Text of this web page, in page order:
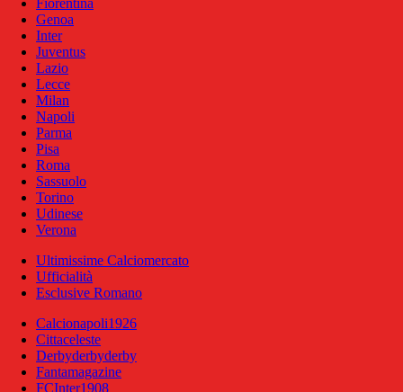
Fiorentina
Genoa
Inter
Juventus
Lazio
Lecce
Milan
Napoli
Parma
Pisa
Roma
Sassuolo
Torino
Udinese
Verona
Ultimissime Calciomercato
Ufficialità
Esclusive Romano
Calcionapoli1926
Cittaceleste
Derbyderbyderby
Fantamagazine
FCInter1908